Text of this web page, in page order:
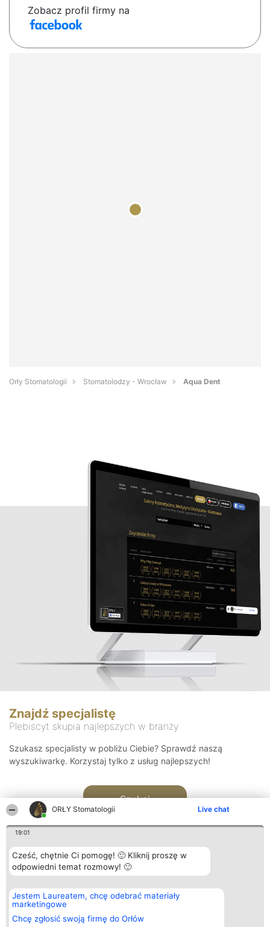
ORŁY Stomatologii Live chat
19:01
Cześć, chętnie Ci pomogę! 🙂 Kliknij proszę w
odpowiedni temat rozmowy! 🙂
Jestem Laureatem, chcę odebrać materiały
marketingowe
Chcę zgłosić swoją firmę do Orłów
Zobacz profil firmy na
Orły Stomatologii Stomatolodzy - Wrocław Aqua Dent
Znajdź specjalistę
Plebiscyt skupia najlepszych w branży
Szukasz specjalisty w pobliżu Ciebie? Sprawdź naszą
wyszukiwarkę. Korzystaj tylko z usług najlepszych!
Szukaj
Organizator plebiscytu
Bright Side Solutions sp. z o.
o. sp. k.
ul. Ruska 22
Wrocław 50-079
Plebiscyt
Laureaci
wszystkich
Laureatów
Kontakt
Kontakt